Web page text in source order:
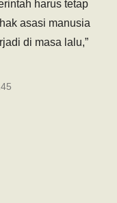
harus tetap
asasi manusia
di masa lalu,”